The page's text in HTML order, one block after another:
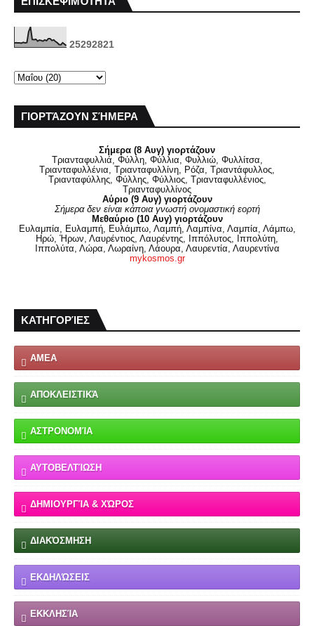
25292821
ΓΙΟΡΤΆΖΟΥΝ ΣΉΜΕΡΑ
Σήμερα (8 Αυγ) γιορτάζουν
Τριανταφυλλιά, Φύλλη, Φύλλια, Φυλλιώ, Φυλλίτσα,
Τριανταφυλλένια, Τριανταφυλλίνη, Ρόζα, Τριαντάφυλλος,
Τριανταφύλλης, Φύλλης, Φύλλιος, Τριανταφυλλένιος,
Τριανταφυλλίνος
Αύριο (9 Αυγ) γιορτάζουν
Σήμερα δεν είναι κάποια γνωστή ονομαστική εορτή
Μεθαύριο (10 Αυγ) γιορτάζουν
Ευλαμπία, Ευλαμπή, Ευλάμπω, Λαμπή, Λαμπίνα, Λαμπία, Λάμπω,
Ηρώ, Ήρων, Λαυρέντιος, Λαυρέντης, Ιππόλυτος, Ιππολύτη,
Ιππολύτα, Λώρα, Λωραίνη, Λάουρα, Λαυρεντία, Λαυρεντίνα
mykosmos.gr
ΚΑΤΗΓΟΡΊΕΣ
ΑΜΕΑ
ΑΠΟΚΛΕΙΣΤΙΚΆ
ΑΣΤΡΟΝΟΜΊΑ
ΑΥΤΟΒΕΛΤΊΩΣΗ
ΔΗΜΙΟΥΡΓΊΑ & ΧΏΡΟΣ
ΔΙΑΚΌΣΜΗΣΗ
ΕΚΔΗΛΏΣΕΙΣ
ΕΚΚΛΗΣΊΑ